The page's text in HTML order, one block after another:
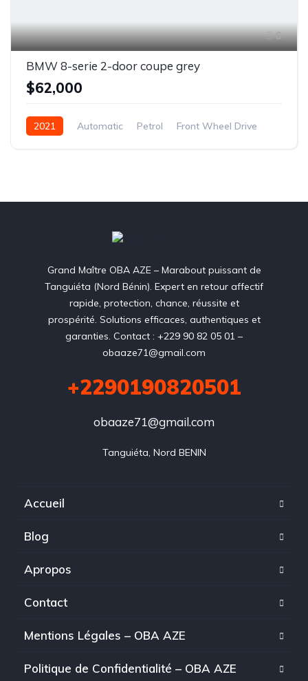
6
BMW 8-serie 2-door coupe grey
$62,000
2021 Automatic Petrol Front Wheel Drive
Grand Maître OBA AZE – Marabout puissant de
Tanguiéta (Nord Bénin). Expert en retour affectif
rapide, protection, chance, réussite et
prospérité. Solutions efficaces, authentiques et
garanties. Contact : +229 90 82 05 01 –
obaaze71@gmail.com
+2290190820501
obaaze71@gmail.com
Tanguiéta, Nord BENIN
Accueil
Blog
Apropos
Contact
Mentions Légales – OBA AZE
Politique de Confidentialité – OBA AZE